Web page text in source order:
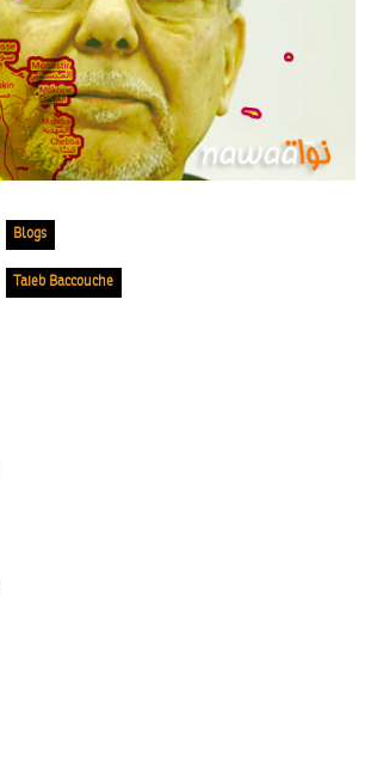
Blogs
Taieb Baccouche